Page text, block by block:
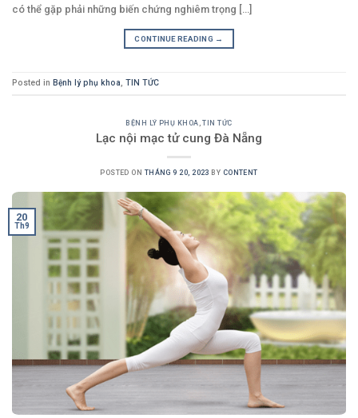
có thể gặp phải những biến chứng nghiêm trọng [...]
CONTINUE READING →
Posted in Bệnh lý phụ khoa, TIN TỨC
BỆNH LÝ PHỤ KHOA ,TIN TỨC
Lạc nội mạc tử cung Đà Nẵng
POSTED ON THÁNG 9 20, 2023 BY CONTENT
20
Th9